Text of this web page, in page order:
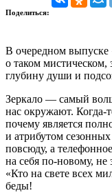
Поделиться:
В очередном выпуске
о таком
глубину души и
Зеркало — самый
нас окружают. Когда-
почему является
и атрибутом
повсюду, а
на себя по-новому, не
«Кто на свете всех
беды!